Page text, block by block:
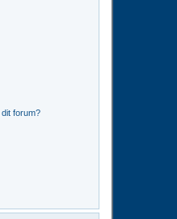
forum?